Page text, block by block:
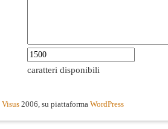
caratteri disponibili
Visus 2006, su piattaforma WordPress